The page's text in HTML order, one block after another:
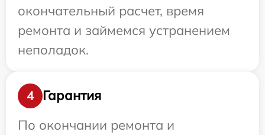
окончательный расчет, время
ремонта и займемся устранением
неполадок.
4
Гарантия
По окончании ремонта и